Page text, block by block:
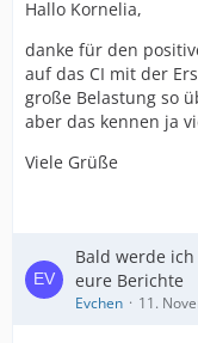
Hallo Kornelia,
danke für den
auf das CI mit der
große Belastung so
aber das kennen ja
Viele Grüße
Bald werde
eure Berichte
Evchen 11.